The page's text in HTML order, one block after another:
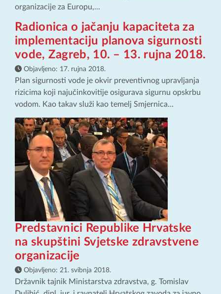
organizacije za Europu,...
Radionica o jačanju kapaciteta za
implementaciju planova sigurnosti
vode, Zagreb, 10. – 13. rujna 2018.
Objavljeno: 17. rujna 2018.
Plan sigurnosti vode je okvir preventivnog upravljanja
rizicima koji najučinkovitije osigurava sigurnu opskrbu
vodom. Kao takav služi kao temelj Smjernica...
Predstavnici Republike Hrvatske
na skupštini Svjetske zdravstvene
organizacije
Objavljeno: 21. svibnja 2018.
Državnik tajnik Ministarstva zdravstva, g. Tomislav